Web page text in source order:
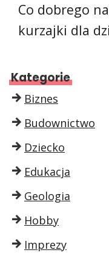
Co dobrego na
kurzajki dla
Kategorie
Biznes
Budownictwo
Dziecko
Edukacja
Geologia
Hobby
Imprezy